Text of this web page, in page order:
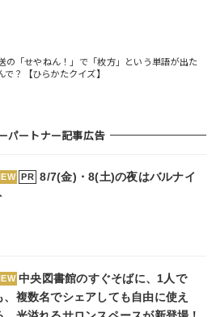
の「せやねん！」で「枚方」という単語が出た
で？【ひらかたクイズ】
パートナー記事広告
PR
8/7(金)・8(土)の夜はバルナイ
中央図書館のすぐそばに、1人で
、複数名でシェアしても自由に使え